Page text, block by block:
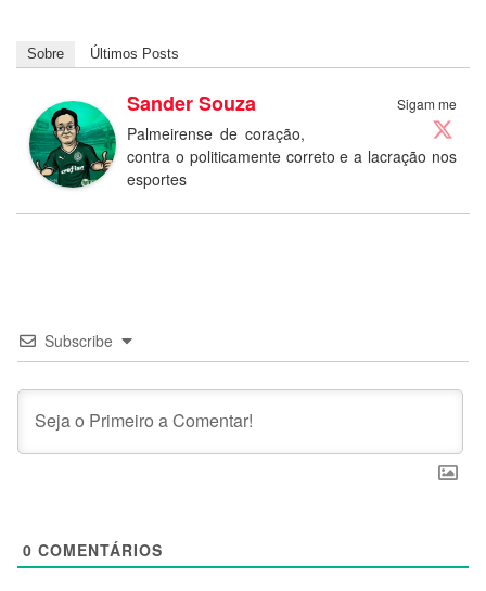
Sobre Últimos Posts
Sigam me
Sander Souza
Palmeirense de coração,
contra o politicamente correto e a lacração nos
esportes
Subscribe
0 COMENTÁRIOS